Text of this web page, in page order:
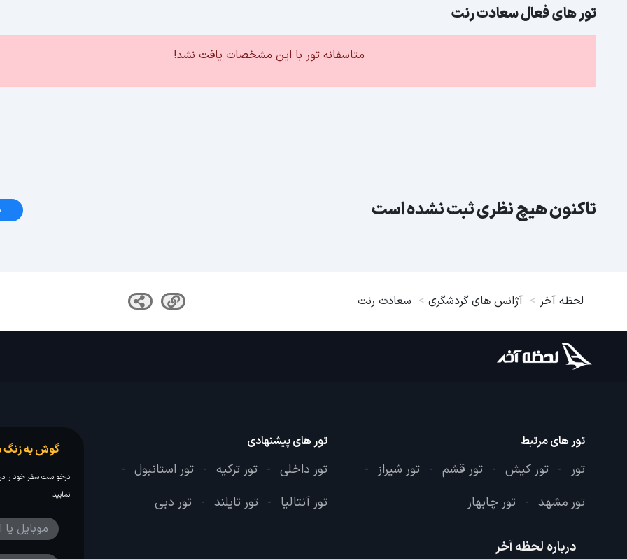
تور های فعال سعادت رنت
متاسفانه تور با این مشخصات یافت نشد!
تاکنون هیچ نظری ثبت نشده است
لحظه آخر آژانس های گردشگری سعادت رنت
تور های مرتبط
تور - تور کیش - تور قشم - تور شیراز -
تور مشهد - تور چابهار
تور های پیشنهادی
تور داخلی - تور ترکیه - تور استانبول -
تور آنتالیا - تور تایلند - تور دبی
درباره لحظه آخر
گوش به زنگ
درخواست سفر خود را
نمایید